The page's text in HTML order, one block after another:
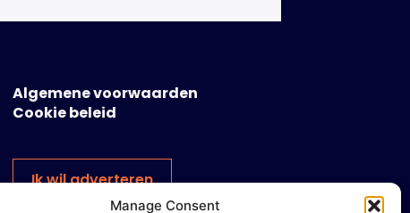
Manage Consent
Algemene voorwaarden
Cookie beleid
Ik wil adverteren